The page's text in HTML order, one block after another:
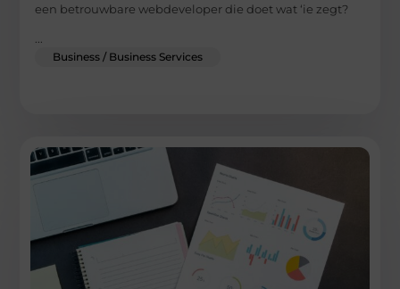
een betrouwbare webdeveloper die doet wat ‘ie zegt?
Business / Business Services